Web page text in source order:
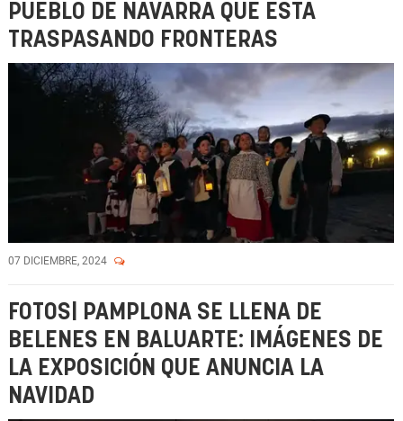
PUEBLO DE NAVARRA QUE ESTÁ
TRASPASANDO FRONTERAS
07 DICIEMBRE, 2024
FOTOS| PAMPLONA SE LLENA DE
BELENES EN BALUARTE: IMÁGENES DE
LA EXPOSICIÓN QUE ANUNCIA LA
NAVIDAD